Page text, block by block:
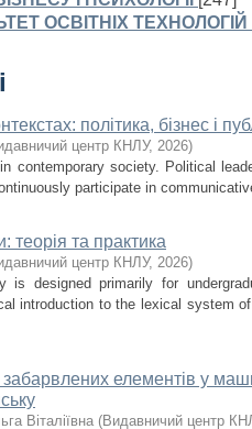
ОСВІТНІХ ТЕХНОЛОГІЙ
політика, бізнес і
центр КНЛУ, 2026)
contemporary society. Political
participate in
теорія та практика
центр КНЛУ, 2026)
is designed primarily for
introduction to the lexical system
елементів у
Віталіївна (Видавничий центр